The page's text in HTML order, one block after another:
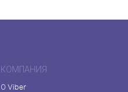
КОМПАНИЯ
О Viber